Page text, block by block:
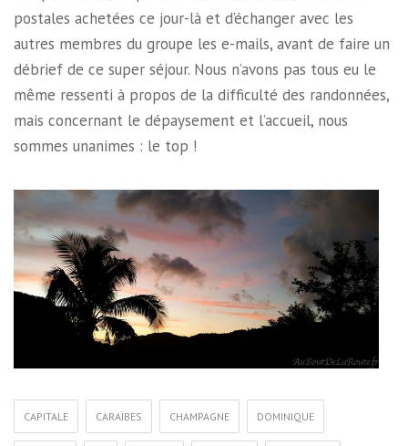
postales achetées ce jour-là et d’échanger avec les
autres membres du groupe les e-mails, avant de faire un
débrief de ce super séjour. Nous n’avons pas tous eu le
même ressenti à propos de la difficulté des randonnées,
mais concernant le dépaysement et l’accueil, nous
sommes unanimes : le top !
CAPITALE CARAÏBES CHAMPAGNE DOMINIQUE